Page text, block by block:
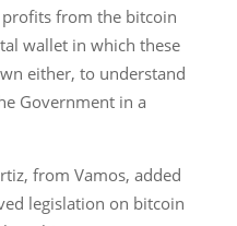
from the bitcoin
wallet in which these
either, to understand
Government in a
from Vamos, added
legislation on bitcoin